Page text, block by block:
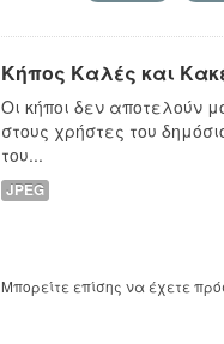
Κήπος Καλές και
Οι κήποι δεν αποτελούν
στους χρήστες του
του...
JPEG
Μπορείτε επίσης να έχετε